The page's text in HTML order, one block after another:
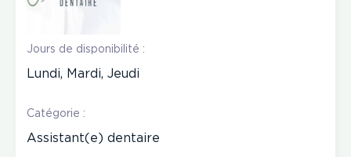
Jours de disponibilité :
Lundi, Mardi, Jeudi
Catégorie :
Assistant(e) dentaire